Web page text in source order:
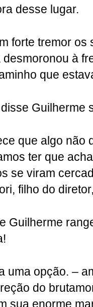
desse lugar.
forte tremor
à
que
Guilherme
que algo não
ter que
se viram
filho do
Guilherme
uma opção. –
do
sua enorme